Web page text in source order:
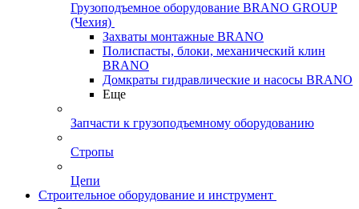
Грузоподъемное оборудование BRANO GROUP
(Чехия)
Захваты монтажные BRANO
Полиспасты, блоки, механический клин
BRANO
Домкраты гидравлические и насосы BRANO
Еще
Запчасти к грузоподъемному оборудованию
Стропы
Цепи
Строительное оборудование и инструмент